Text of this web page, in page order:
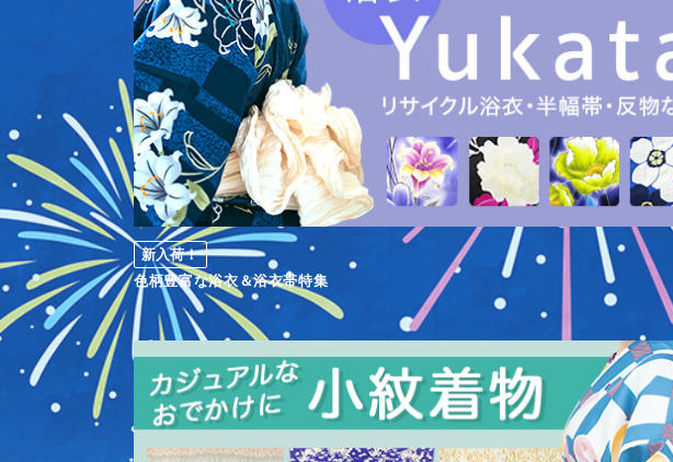
新入荷！
色柄豊富な浴衣＆浴衣帯特集